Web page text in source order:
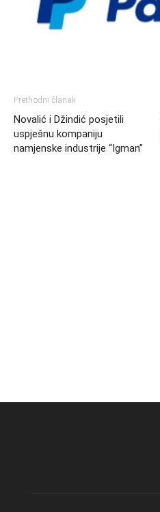
Prethodni članak
Novalić i Džindić posjetili
uspješnu kompaniju
namjenske industrije “Igman”